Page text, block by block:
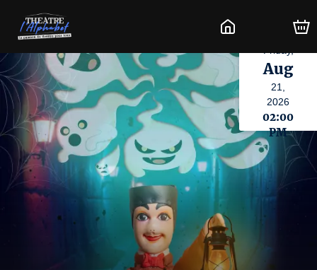
Aug
21,
2026
02:00
PM